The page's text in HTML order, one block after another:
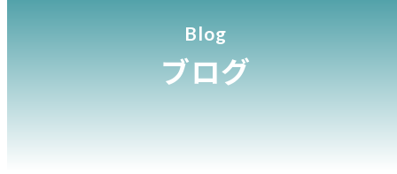
ブログ
Blog